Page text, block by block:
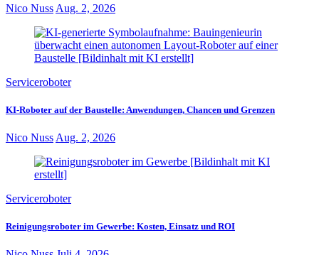
Nico Nuss Aug. 2, 2026
Serviceroboter
KI-Roboter auf der Baustelle: Anwendungen, Chancen und Grenzen
Nico Nuss Aug. 2, 2026
Serviceroboter
Reinigungsroboter im Gewerbe: Kosten, Einsatz und ROI